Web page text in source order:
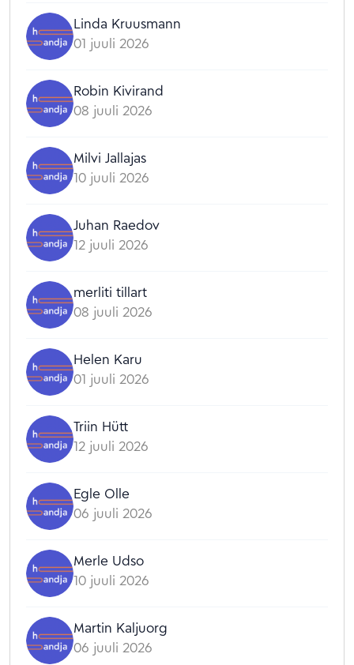
Linda Kruusmann
01 juuli 2026
Robin Kivirand
08 juuli 2026
Milvi Jallajas
10 juuli 2026
Juhan Raedov
12 juuli 2026
merliti tillart
08 juuli 2026
Helen Karu
01 juuli 2026
Triin Hütt
12 juuli 2026
Egle Olle
06 juuli 2026
Merle Udso
10 juuli 2026
Martin Kaljuorg
06 juuli 2026